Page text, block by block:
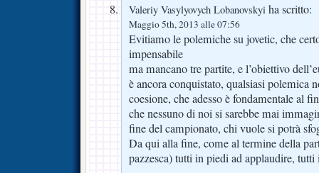
Valeriy Vasylyovych Lobanovskyi ha scritto:
Maggio 5th, 2013 alle 07:56
Evitiamo le polemiche su jovetic, che
impensabile
ma mancano tre partite, e l’obiettivo
è ancora conquistato, qualsiasi polemica
coesione, che adesso è fondamentale al
che nessuno di noi si sarebbe mai
fine del campionato, chi vuole si potrà
Da qui alla fine, come al termine della
pazzesca) tutti in piedi ad applaudire,